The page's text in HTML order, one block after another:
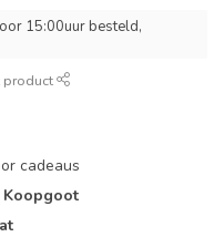
15:00uur besteld,
product
cadeaus